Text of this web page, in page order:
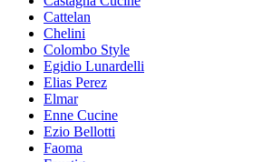
Cattelan
Chelini
Colombo Style
Egidio Lunardelli
Elias Perez
Elmar
Enne Cucine
Ezio Bellotti
Faoma